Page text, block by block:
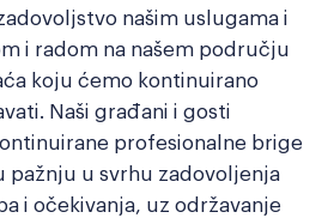
našim uslugama i
i radom na našem području
koju ćemo kontinuirano
Naši građani i gosti
profesionalne brige
pažnju u svrhu zadovoljenja
i očekivanja, uz održavanje